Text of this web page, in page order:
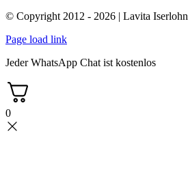
© Copyright 2012 - 2026 | Lavita Iserlohn
Page load link
Jeder WhatsApp Chat ist kostenlos
0